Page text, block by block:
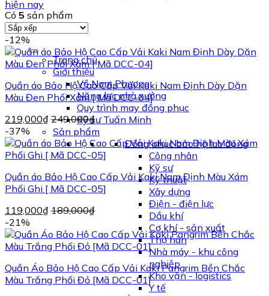
Trang chủ
Giới thiệu
Về Nam Phương
Năng lực nhà xưởng
Quy trình may đồng phục
Kỹ sư Tuấn Minh
Sản phẩm
Đồng phục bảo hộ lao động
Công nhân
Kỹ sư
Kỹ thuật
Xây dựng
Điện - điện lực
Dầu khí
Cơ khí - sản xuất
Thợ hàn
Nhà máy - khu công
nghiệp
Kho vận - logistics
Y tế
Có 5 sản phẩm
-12%
Quần áo Bảo Hộ Cao Cấp Vải Kaki Nam Định Dày Dặn
Màu Đen Phối Xám [ Mã DCC-04]
219,000₫ 249,000₫
-37%
Quần áo Bảo Hộ Cao Cấp Vải Kaki Nam Định Màu Xám
Phối Ghi [ Mã DCC-05]
119,000₫ 189,000₫
-21%
Quần Áo Bảo Hộ Cao Cấp Vải Kaki Pangrim Bền Chắc
Màu Trắng Phối Đỏ [Mã DCC-01]